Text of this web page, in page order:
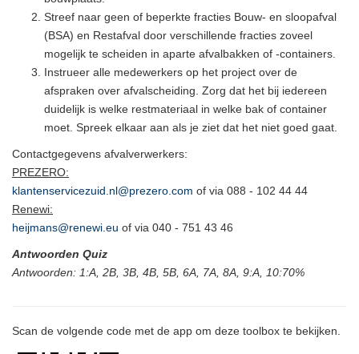
Streef naar geen of beperkte fracties Bouw- en sloopafval
(BSA) en Restafval door verschillende fracties zoveel
mogelijk te scheiden in aparte afvalbakken of -containers.
Instrueer alle medewerkers op het project over de
afspraken over afvalscheiding. Zorg dat het bij iedereen
duidelijk is welke restmateriaal in welke bak of container
moet. Spreek elkaar aan als je ziet dat het niet goed gaat.
Contactgegevens afvalverwerkers:
PREZERO:
klantenservicezuid.nl@prezero.com of via 088 - 102 44 44
Renewi:
heijmans@renewi.eu of via 040 - 751 43 46
Antwoorden Quiz
Antwoorden: 1:A, 2B, 3B, 4B, 5B, 6A, 7A, 8A, 9:A, 10:70%
Scan de volgende code met de app om deze toolbox te bekijken.